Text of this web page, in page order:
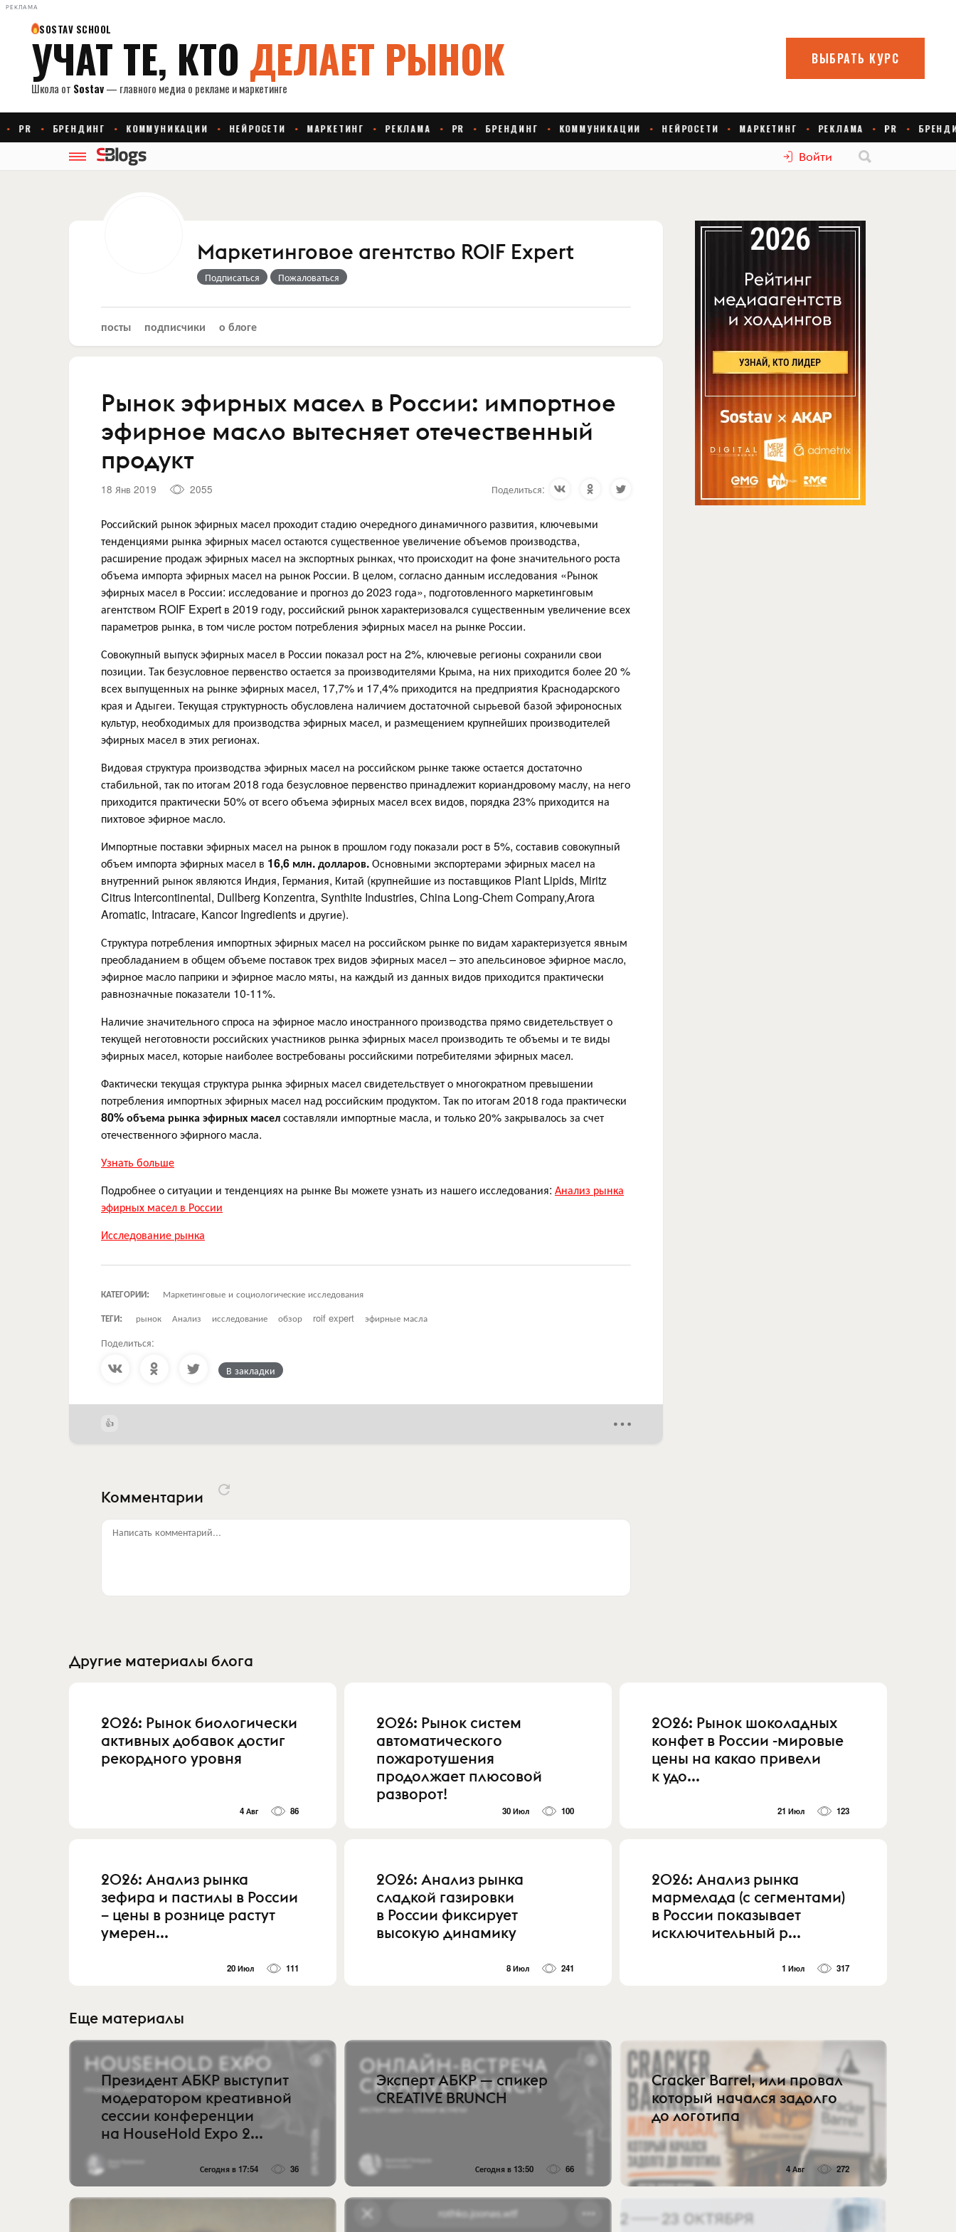
РЕКЛАМА
Войти
Маркетинговое агентство ROIF Expert
Подписаться Пожаловаться
посты подписчики о блоге
Рынок эфирных масел в России: импортное
эфирное масло вытесняет отечественный
продукт
18 Янв 2019 2055 Поделиться:
Российский рынок эфирных масел проходит стадию очередного динамичного развития, ключевыми
тенденциями рынка эфирных масел остаются существенное увеличение объемов производства,
расширение продаж эфирных масел на экспортных рынках, что происходит на фоне значительного роста
объема импорта эфирных масел на рынок России. В целом, согласно данным исследования «Рынок
эфирных масел в России: исследование и прогноз до 2023 года», подготовленного маркетинговым
агентством ROIF Expert в 2019 году, российский рынок характеризовался существенным увеличение всех
параметров рынка, в том числе ростом потребления эфирных масел на рынке России.
Совокупный выпуск эфирных масел в России показал рост на 2%, ключевые регионы сохранили свои
позиции. Так безусловное первенство остается за производителями Крыма, на них приходится более 20 %
всех выпущенных на рынке эфирных масел, 17,7% и 17,4% приходится на предприятия Краснодарского
края и Адыгеи. Текущая структурность обусловлена наличием достаточной сырьевой базой эфироносных
культур, необходимых для производства эфирных масел, и размещением крупнейших производителей
эфирных масел в этих регионах.
Видовая структура производства эфирных масел на российском рынке также остается достаточно
стабильной, так по итогам 2018 года безусловное первенство принадлежит кориандровому маслу, на него
приходится практически 50% от всего объема эфирных масел всех видов, порядка 23% приходится на
пихтовое эфирное масло.
Импортные поставки эфирных масел на рынок в прошлом году показали рост в 5%, составив совокупный
объем импорта эфирных масел в 16,6 млн. долларов.Основными экспортерами эфирных масел на
внутренний рынок являются Индия, Германия, Китай (крупнейшие из поставщиков Plant Lipids, Miritz
Citrus Intercontinental, Dullberg Konzentra, Synthite Industries, China Long-Chem Company,Arora
Aromatic, Intracare, Kancor Ingredients и другие).
Структура потребления импортных эфирных масел на российском рынке по видам характеризуется явным
преобладанием в общем объеме поставок трех видов эфирных масел – это апельсиновое эфирное масло,
эфирное масло паприки и эфирное масло мяты, на каждый из данных видов приходится практически
равнозначные показатели 10-11%.
Наличие значительного спроса на эфирное масло иностранного производства прямо свидетельствует о
текущей неготовности российских участников рынка эфирных масел производить те объемы и те виды
эфирных масел, которые наиболее востребованы российскими потребителями эфирных масел.
Фактически текущая структура рынка эфирных масел свидетельствует о многократном превышении
потребления импортных эфирных масел над российским продуктом. Так по итогам 2018 года практически
80% объема рынка эфирных маселсоставляли импортные масла, и только 20% закрывалось за счет
отечественного эфирного масла.
Узнать больше
Подробнее о ситуации и тенденциях на рынке Вы можете узнать из нашего исследования: Анализ рынка
эфирных масел в России
Исследование рынка
КАТЕГОРИИ:
Маркетинговые и социологические исследования
ТЕГИ:
рынок Анализ исследование обзор roif expert эфирные масла
Поделиться:
В закладки
Комментарии
Написать комментарий...
Другие материалы блога
2026: Рынок биологически
активных добавок достиг
рекордного уровня
4 Авг 86
2026: Рынок систем
автоматического
пожаротушения
продолжает плюсовой
разворот!
30 Июл 100
2026: Рынок шоколадных
конфет в России -мировые
цены на какао привели
к удо...
21 Июл 123
2026: Анализ рынка
зефира и пастилы в России
– цены в рознице растут
умерен...
20 Июл 111
2026: Анализ рынка
сладкой газировки
в России фиксирует
высокую динамику
8 Июл 241
2026: Анализ рынка
мармелада (с сегментами)
в России показывает
исключительный р...
1 Июл 317
Еще материалы
Президент АБКР выступит
модератором креативной
сессии конференции
на HouseHold Expo 2...
Сегодня в 17:54 36
Эксперт АБКР — спикер
CREATIVE BRUNCH
Сегодня в 13:50 66
Cracker Barrel, или провал
который начался задолго
до логотипа
4 Авг 272